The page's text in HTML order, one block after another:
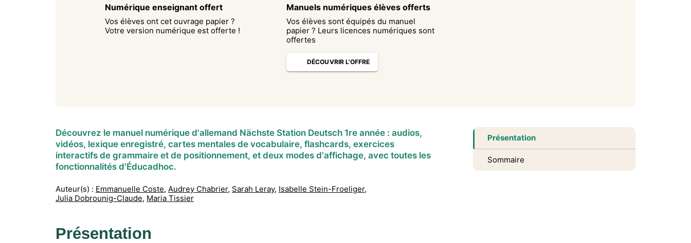
Numérique enseignant offert
Vos élèves ont cet ouvrage papier ?
Votre version numérique est offerte !
Manuels numériques élèves offerts
Vos élèves sont équipés du manuel
papier ? Leurs licences numériques sont
offertes
DÉCOUVRIR L'OFFRE
Découvrez le manuel numérique d'allemand Nächste Station Deutsch 1re année : audios,
vidéos, lexique enregistré, cartes mentales de vocabulaire, flashcards, exercices
interactifs de grammaire et de positionnement, et deux modes d'affichage, avec toutes les
fonctionnalités d'Éducadhoc.
Auteur(s) : Emmanuelle Coste, Audrey Chabrier, Sarah Leray, Isabelle Stein-Froeliger,
Julia Dobrounig-Claude, Maria Tissier
Présentation
Présentation
Sommaire